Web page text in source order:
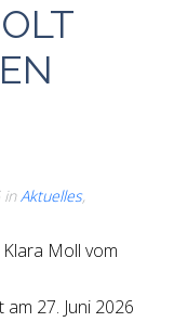
inAktuelles,
Moll vom
27. Juni 2026